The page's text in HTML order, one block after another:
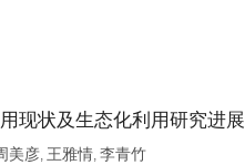
现状及生态化利用研究进展
美彦, 王雅情, 李青竹